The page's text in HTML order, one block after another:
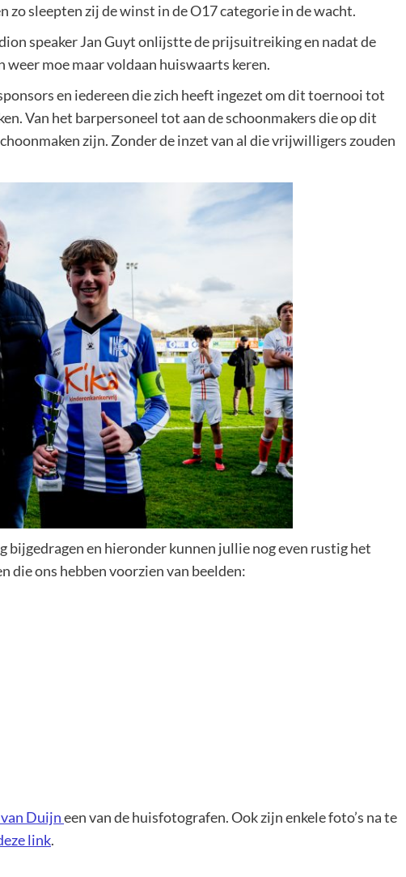
zo sleepten zij de winst in de O17 categorie in de wacht.
speaker Jan Guyt onlijstte de prijsuitreiking en nadat de
moe maar voldaan huiswaarts keren.
en iedereen die zich heeft ingezet om dit toernooi tot
Van het barpersoneel tot aan de schoonmakers die op dit
zijn. Zonder de inzet van al die vrijwilligers zouden
bijgedragen en hieronder kunnen jullie nog even rustig het
die ons hebben voorzien van beelden:
Duijneen van de huisfotografen. Ook zijn enkele foto’s na te
link.